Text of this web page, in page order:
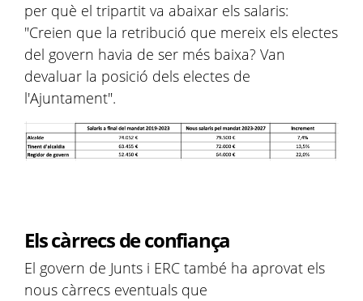
per què el tripartit va abaixar els salaris:
"Creien que la retribució que mereix els electes
del govern havia de ser més baixa? Van
devaluar la posició dels electes de
l'Ajuntament".
Els càrrecs de confiança
El govern de Junts i ERC també ha aprovat els
nous càrrecs eventuals que